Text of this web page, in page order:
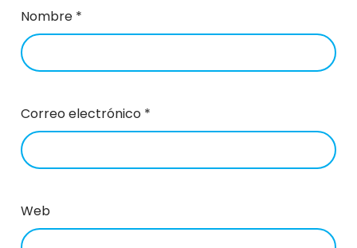
Nombre *
Correo electrónico *
Web